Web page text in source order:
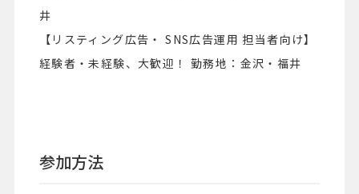
井
【リスティング広告・ SNS広告運用 担当者向け】
経験者・未経験、大歓迎！ 勤務地：金沢・福井
参加方法